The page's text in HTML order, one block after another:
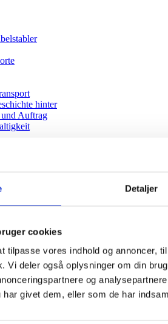
Detaljer
cookies
tilpasse vores indhold og annoncer,
Vi deler også oplysninger om din
og
har givet dem, eller som de har
hinter
Auftrag